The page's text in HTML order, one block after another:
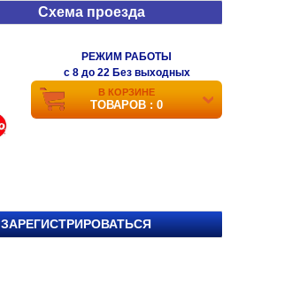
Схема проезда
РЕЖИМ РАБОТЫ
c 8 до 22 Без выходных
В КОРЗИНЕ
ТОВАРОВ : 0
ЗАРЕГИСТРИРОВАТЬСЯ